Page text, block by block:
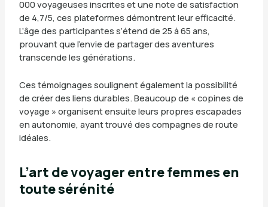
000 voyageuses inscrites et une note de satisfaction
de 4,7/5, ces plateformes démontrent leur efficacité.
L’âge des participantes s’étend de 25 à 65 ans,
prouvant que l’envie de partager des aventures
transcende les générations.
Ces témoignages soulignent également la possibilité
de créer des liens durables. Beaucoup de « copines de
voyage » organisent ensuite leurs propres escapades
en autonomie, ayant trouvé des compagnes de route
idéales.
L’art de voyager entre femmes en
toute sérénité